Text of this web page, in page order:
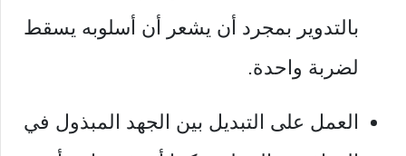
بالتدوير بمجرد أن يشعر أن أسلوبه يسقط
لضربة واحدة.
العمل على التبديل بين الجهد المبذول في